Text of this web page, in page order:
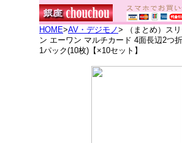
HOME>AV・デジモノ> （まとめ）ス
ン エーワン マルチカード 4面長辺2つ
1パック(10枚)【×10セット】